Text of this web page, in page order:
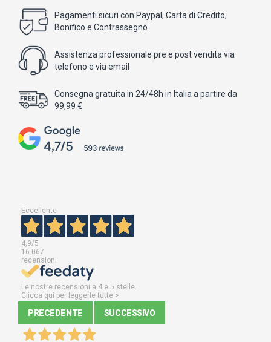
Pagamenti sicuri con Paypal, Carta di Credito,
Bonifico e Contrassegno
Assistenza professionale pre e post vendita via
telefono e via email
Consegna gratuita in 24/48h in Italia a partire da
99,99 €
Eccellente
4,9/5
16.067
recensioni
Le nostre recensioni a 4 e 5 stelle.
Clicca qui per leggerle tutte >
PRECEDENTE SUCCESSIVO